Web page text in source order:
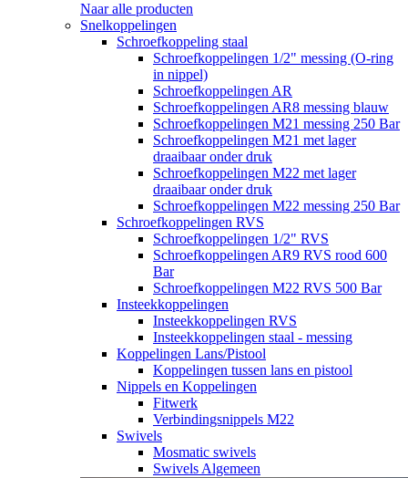
Naar alle producten
Snelkoppelingen
Schroefkoppeling staal
Schroefkoppelingen 1/2" messing (O-ring
in nippel)
Schroefkoppelingen AR
Schroefkoppelingen AR8 messing blauw
Schroefkoppelingen M21 messing 250 Bar
Schroefkoppelingen M21 met lager
draaibaar onder druk
Schroefkoppelingen M22 met lager
draaibaar onder druk
Schroefkoppelingen M22 messing 250 Bar
Schroefkoppelingen RVS
Schroefkoppelingen 1/2" RVS
Schroefkoppelingen AR9 RVS rood 600
Bar
Schroefkoppelingen M22 RVS 500 Bar
Insteekkoppelingen
Insteekkoppelingen RVS
Insteekkoppelingen staal - messing
Koppelingen Lans/Pistool
Koppelingen tussen lans en pistool
Nippels en Koppelingen
Fitwerk
Verbindingsnippels M22
Swivels
Mosmatic swivels
Swivels Algemeen